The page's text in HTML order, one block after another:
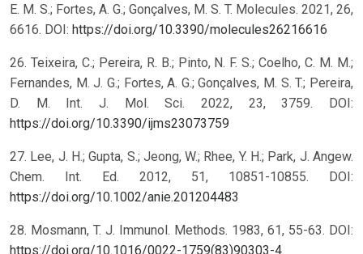
E. M. S.; Fortes, A. G.; Gonçalves, M. S. T. Molecules. 2021, 26,
6616. DOI: https://doi.org/10.3390/molecules26216616
26. Teixeira, C.; Pereira, R. B.; Pinto, N. F. S.; Coelho, C. M. M.;
Fernandes, M. J. G.; Fortes, A. G.; Gonçalves, M. S. T.; Pereira,
D. M. Int. J. Mol. Sci. 2022, 23, 3759. DOI:
https://doi.org/10.3390/ijms23073759
27. Lee, J. H.; Gupta, S.; Jeong, W.; Rhee, Y. H.; Park, J. Angew.
Chem. Int. Ed. 2012, 51, 10851-10855. DOI:
https://doi.org/10.1002/anie.201204483
28. Mosmann, T. J. Immunol. Methods. 1983, 61, 55-63. DOI:
https://doi.org/10.1016/0022-1759(83)90303-4.